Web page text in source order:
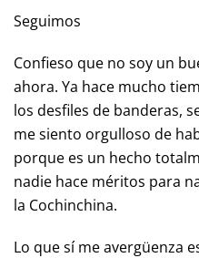
Seguimos
Confieso que no soy un
ahora. Ya hace mucho
los desfiles de banderas,
me siento orgulloso de
porque es un hecho
nadie hace méritos para
la Cochinchina.
Lo que sí me avergüenza